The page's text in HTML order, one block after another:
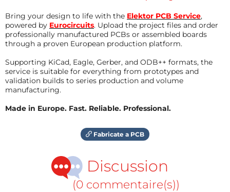
Bring your design to life with the Elektor PCB Service,
powered by Eurocircuits. Upload the project files and order
professionally manufactured PCBs or assembled boards
through a proven European production platform.
Supporting KiCad, Eagle, Gerber, and ODB++ formats, the
service is suitable for everything from prototypes and
validation builds to series production and volume
manufacturing.
Made in Europe. Fast. Reliable. Professional.
Fabricate a PCB
Discussion
(0 commentaire(s))